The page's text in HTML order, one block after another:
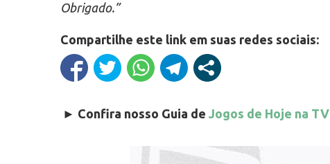
Obrigado.”
Compartilhe este link em suas redes sociais:
► Confira nosso Guia de Jogos de Hoje na TV